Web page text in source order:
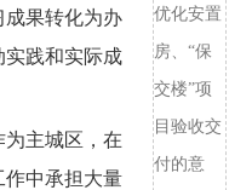
成果转化为办
实践和实际成
主城区，在
作中承担大量
优化安置
房、“保
交楼”项
目验收交
付的意